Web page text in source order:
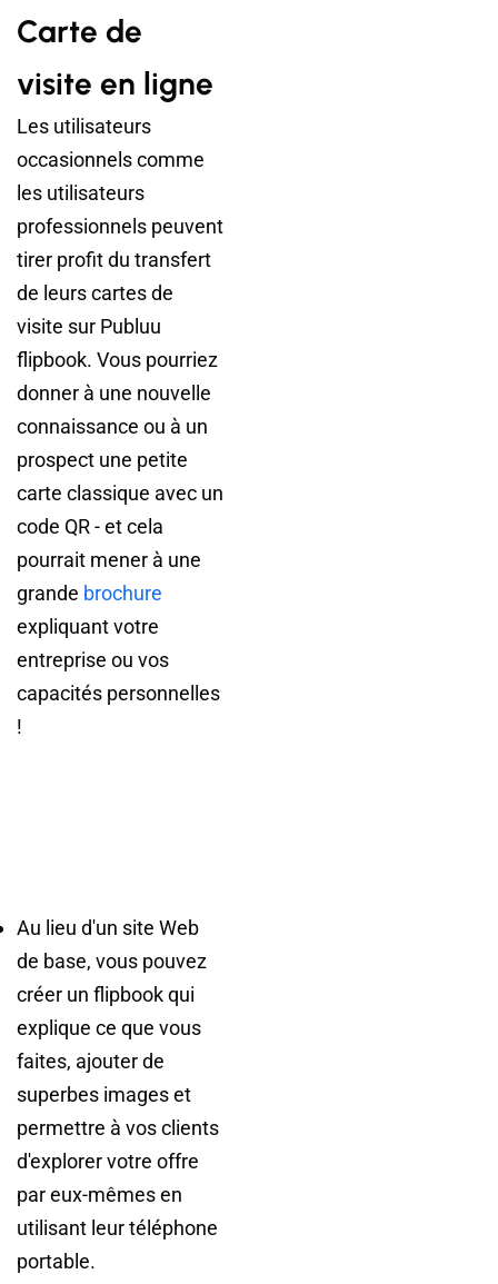
Carte de
visite en ligne
Les utilisateurs
occasionnels comme
les utilisateurs
professionnels peuvent
tirer profit du transfert
de leurs cartes de
visite sur Publuu
flipbook. Vous pourriez
donner à une nouvelle
connaissance ou à un
prospect une petite
carte classique avec un
code QR - et cela
pourrait mener à une
grande brochure
expliquant votre
entreprise ou vos
capacités personnelles
!
Au lieu d'un site Web
de base, vous pouvez
créer un flipbook qui
explique ce que vous
faites, ajouter de
superbes images et
permettre à vos clients
d'explorer votre offre
par eux-mêmes en
utilisant leur téléphone
portable.